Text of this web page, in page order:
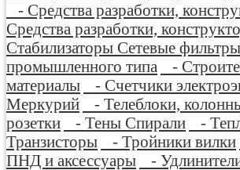
- Средства разработки,
Средства разработки,
Стабилизаторы Сетевые фильтры
промышленного типа
-
материалы
- Счетчики
Меркурий
- Телеблоки,
розетки
- Тены Спирали -
Транзисторы
- Тройники вилки
ПНД и аксессуары
-